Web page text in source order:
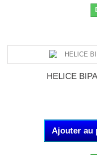
HELICE
Ajouter au